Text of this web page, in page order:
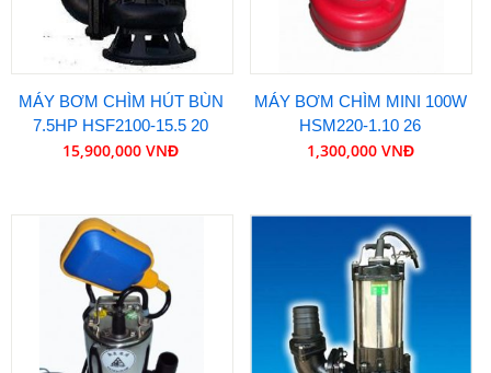
MÁY BƠM CHÌM HÚT BÙN
7.5HP HSF2100-15.5 20
15,900,000 VNĐ
MÁY BƠM CHÌM MINI 100W
HSM220-1.10 26
1,300,000 VNĐ